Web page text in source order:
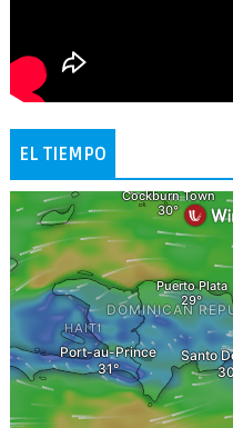
EL TIEMPO